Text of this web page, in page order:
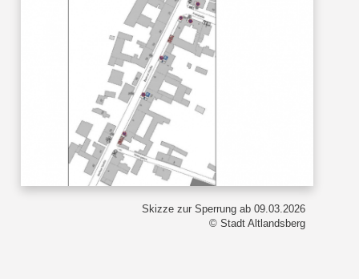
Skizze zur Sperrung ab 09.03.2026
© Stadt Altlandsberg